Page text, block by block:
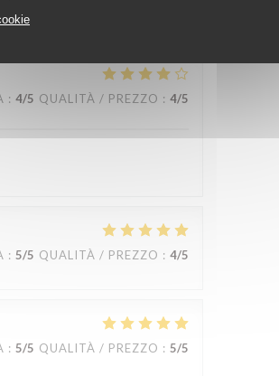
: 4/5 QUALITÀ / PREZZO : 4/5
: 5/5 QUALITÀ / PREZZO : 4/5
: 5/5 QUALITÀ / PREZZO : 5/5